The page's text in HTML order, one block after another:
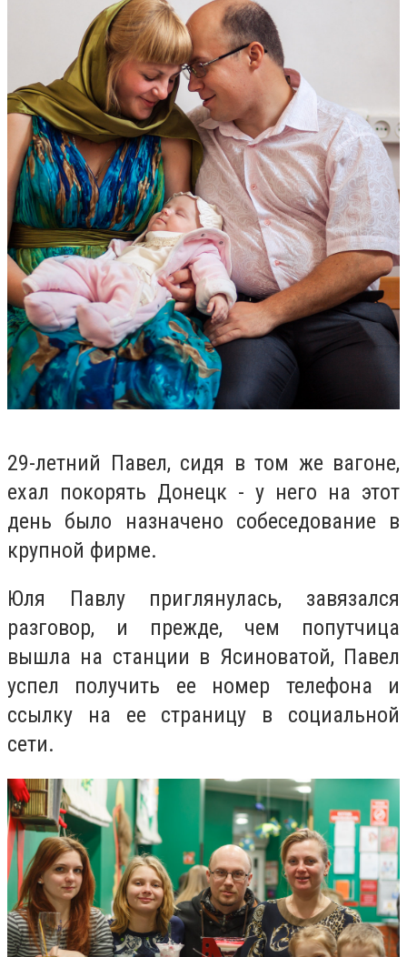
29-летний Павел, сидя в том же вагоне,
ехал покорять Донецк - у него на этот
день было назначено собеседование в
крупной фирме.
Юля Павлу приглянулась, завязался
разговор, и прежде, чем попутчица
вышла на станции в Ясиноватой, Павел
успел получить ее номер телефона и
ссылку на ее страницу в социальной
сети.